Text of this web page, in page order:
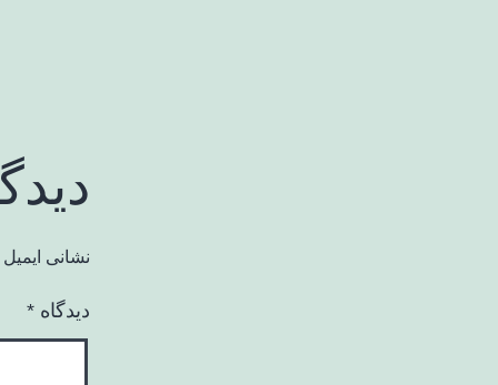
نشانی
دیدگاه *